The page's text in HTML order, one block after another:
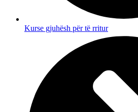
Kurse gjuhësh për të rritur